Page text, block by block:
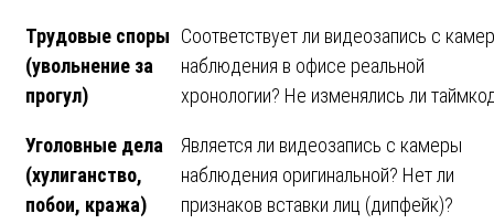
Трудовые споры
(увольнение за
прогул)
Соответствует ли видеозапись с
наблюдения в офисе реальной
хронологии? Не изменялись ли
Уголовные дела
(хулиганство,
побои, кража)
Является ли видеозапись с камеры
наблюдения оригинальной? Нет ли
признаков вставки лиц (дипфейк)?